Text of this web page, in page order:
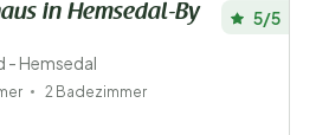
in Hemsedal-By
- Hemsedal
5/5
2 Badezimmer